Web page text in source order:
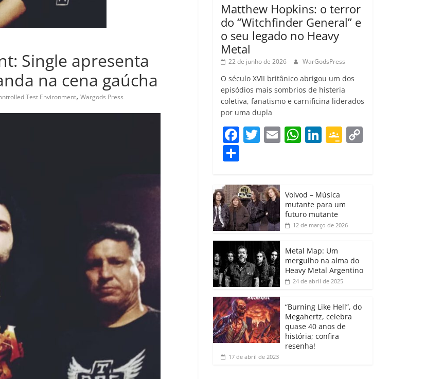
Single apresenta
na cena gaúcha
Test Environment, Wargods Press
Matthew Hopkins: o terror
do “Witchfinder General” e
o seu legado no Heavy
Metal
22 de junho de 2026 WarGodsPress
O século XVII britânico abrigou um dos
episódios mais sombrios de histeria
coletiva, fanatismo e carnificina liderados
por uma dupla
F
e
b
o
o
k
T
er
E W
A
p
p
Li
dI
n
G
e
a
ro
o
m
m
p
ar
til
h
ar
Voivod – Música
mutante para um
futuro mutante
12 de março de 2026
Metal Map: Um
mergulho na alma do
Heavy Metal Argentino
24 de abril de 2025
“Burning Like Hell”, do
Megahertz, celebra
quase 40 anos de
história; confira
resenha!
17 de abril de 2023